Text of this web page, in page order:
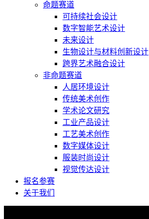
命题赛道
可持续社会设计
数字智能艺术设计
未来设计
生物设计与材料创新设计
跨界艺术融合设计
非命题赛道
人居环境设计
传统美术创作
学术论文研究
工业产品设计
工艺美术创作
数字媒体设计
服装时尚设计
视觉传达设计
报名参赛
关于我们